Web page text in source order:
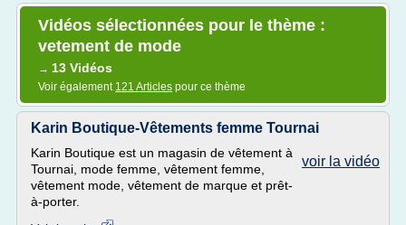
Vidéos sélectionnées pour le thème :
vetement de mode
→ 13 Vidéos
Voir également 121 Articles pour ce thème
Karin Boutique-Vêtements femme Tournai
voir la vidéo
Karin Boutique est un magasin de vêtement à
Tournai, mode femme, vêtement femme,
vêtement mode, vêtement de marque et prêt-
à-porter.